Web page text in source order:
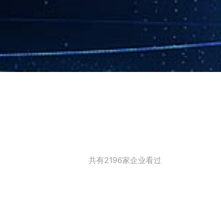
共有2196家企业看过